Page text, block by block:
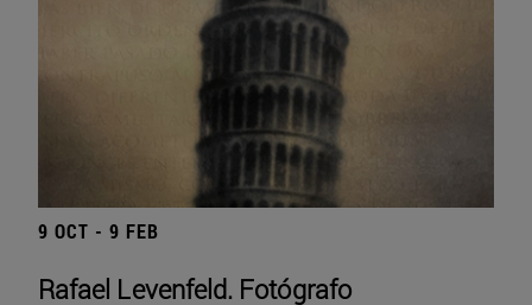
9 OCT - 9 FEB
Rafael Levenfeld. Fotógrafo